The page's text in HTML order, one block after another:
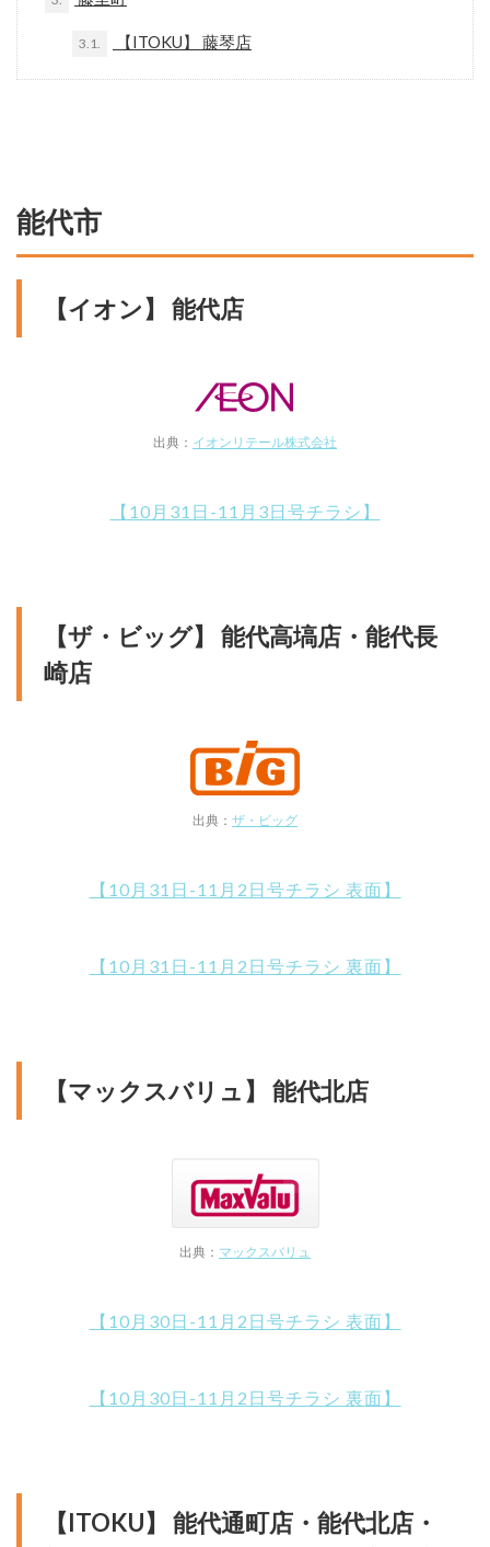
3.1. 【ITOKU】 藤琴店
能代市
【イオン】 能代店
出典： イオンリテール株式会社
【10月31日-11月3日号チラシ】
【ザ・ビッグ】 能代高塙店・能代長
崎店
出典： ザ・ビッグ
【10月31日-11月2日号チラシ 表面】
【10月31日-11月2日号チラシ 裏面】
【マックスバリュ】 能代北店
出典： マックスバリュ
【10月30日-11月2日号チラシ 表面】
【10月30日-11月2日号チラシ 裏面】
【ITOKU】 能代通町店・能代北店・